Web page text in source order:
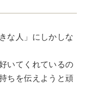
な人」にしかしな
いてくれているの
ちを伝えようと頑